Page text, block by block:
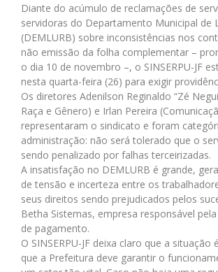
Diante do acúmulo de reclamações de
servidoras do Departamento Municipal de
(DEMLURB) sobre inconsistências nos
não emissão da folha complementar –
o dia 10 de novembro –, o SINSERPU-JF
nesta quarta-feira (26) para exigir
Os diretores Adenilson Reginaldo “Zé
Raça e Gênero) e Irlan Pereira
representaram o sindicato e foram
administração: não será tolerado que o
sendo penalizado por falhas terceirizadas.
A insatisfação no DEMLURB é grande,
de tensão e incerteza entre os
seus direitos sendo prejudicados pelos
Betha Sistemas, empresa responsável
de pagamento.
O SINSERPU-JF deixa claro que a situação
que a Prefeitura deve garantir o